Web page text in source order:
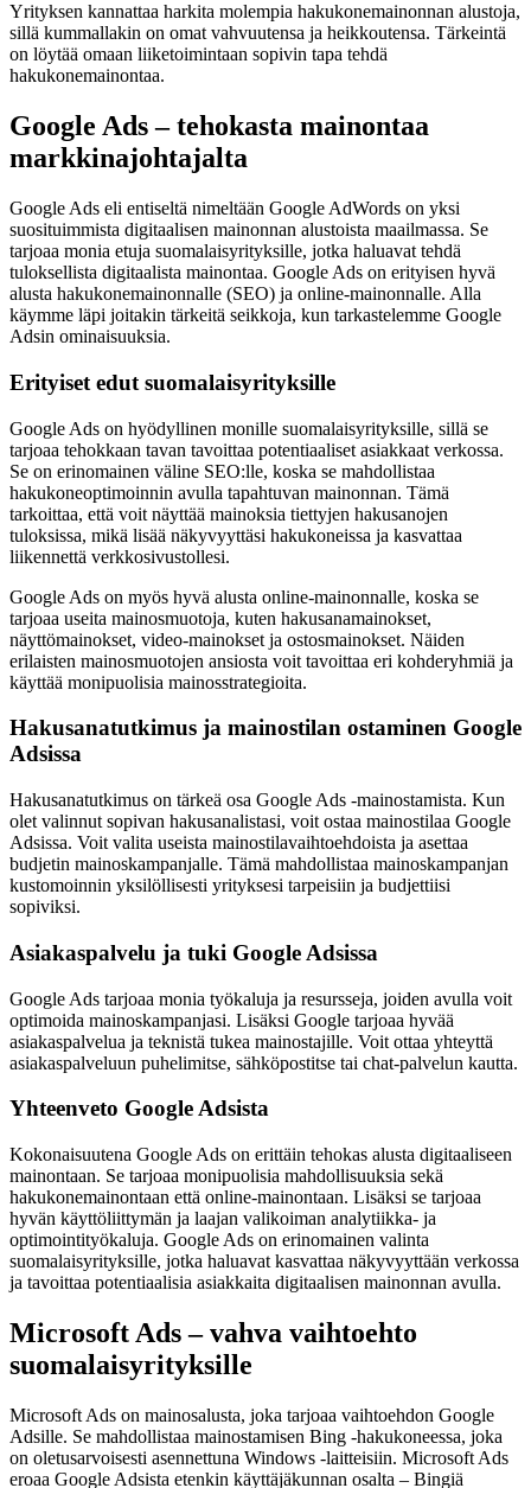
Yrityksen kannattaa harkita molempia hakukonemainonnan alustoja,
sillä kummallakin on omat vahvuutensa ja heikkoutensa. Tärkeintä
on löytää omaan liiketoimintaan sopivin tapa tehdä
hakukonemainontaa.
Google Ads – tehokasta mainontaa
markkinajohtajalta
Google Ads eli entiseltä nimeltään Google AdWords on yksi
suosituimmista digitaalisen mainonnan alustoista maailmassa. Se
tarjoaa monia etuja suomalaisyrityksille, jotka haluavat tehdä
tuloksellista digitaalista mainontaa. Google Ads on erityisen hyvä
alusta hakukonemainonnalle (SEO) ja online-mainonnalle. Alla
käymme läpi joitakin tärkeitä seikkoja, kun tarkastelemme Google
Adsin ominaisuuksia.
Erityiset edut suomalaisyrityksille
Google Ads on hyödyllinen monille suomalaisyrityksille, sillä se
tarjoaa tehokkaan tavan tavoittaa potentiaaliset asiakkaat verkossa.
Se on erinomainen väline SEO:lle, koska se mahdollistaa
hakukoneoptimoinnin avulla tapahtuvan mainonnan. Tämä
tarkoittaa, että voit näyttää mainoksia tiettyjen hakusanojen
tuloksissa, mikä lisää näkyvyyttäsi hakukoneissa ja kasvattaa
liikennettä verkkosivustollesi.
Google Ads on myös hyvä alusta online-mainonnalle, koska se
tarjoaa useita mainosmuotoja, kuten hakusanamainokset,
näyttömainokset, video-mainokset ja ostosmainokset. Näiden
erilaisten mainosmuotojen ansiosta voit tavoittaa eri kohderyhmiä ja
käyttää monipuolisia mainosstrategioita.
Hakusanatutkimus ja mainostilan ostaminen Google
Adsissa
Hakusanatutkimus on tärkeä osa Google Ads -mainostamista. Kun
olet valinnut sopivan hakusanalistasi, voit ostaa mainostilaa Google
Adsissa. Voit valita useista mainostilavaihtoehdoista ja asettaa
budjetin mainoskampanjalle. Tämä mahdollistaa mainoskampanjan
kustomoinnin yksilöllisesti yrityksesi tarpeisiin ja budjettiisi
sopiviksi.
Asiakaspalvelu ja tuki Google Adsissa
Google Ads tarjoaa monia työkaluja ja resursseja, joiden avulla voit
optimoida mainoskampanjasi. Lisäksi Google tarjoaa hyvää
asiakaspalvelua ja teknistä tukea mainostajille. Voit ottaa yhteyttä
asiakaspalveluun puhelimitse, sähköpostitse tai chat-palvelun kautta.
Yhteenveto Google Adsista
Kokonaisuutena Google Ads on erittäin tehokas alusta digitaaliseen
mainontaan. Se tarjoaa monipuolisia mahdollisuuksia sekä
hakukonemainontaan että online-mainontaan. Lisäksi se tarjoaa
hyvän käyttöliittymän ja laajan valikoiman analytiikka- ja
optimointityökaluja. Google Ads on erinomainen valinta
suomalaisyrityksille, jotka haluavat kasvattaa näkyvyyttään verkossa
ja tavoittaa potentiaalisia asiakkaita digitaalisen mainonnan avulla.
Microsoft Ads – vahva vaihtoehto
suomalaisyrityksille
Microsoft Ads on mainosalusta, joka tarjoaa vaihtoehdon Google
Adsille. Se mahdollistaa mainostamisen Bing -hakukoneessa, joka
on oletusarvoisesti asennettuna Windows -laitteisiin. Microsoft Ads
eroaa Google Adsista etenkin käyttäjäkunnan osalta – Bingiä